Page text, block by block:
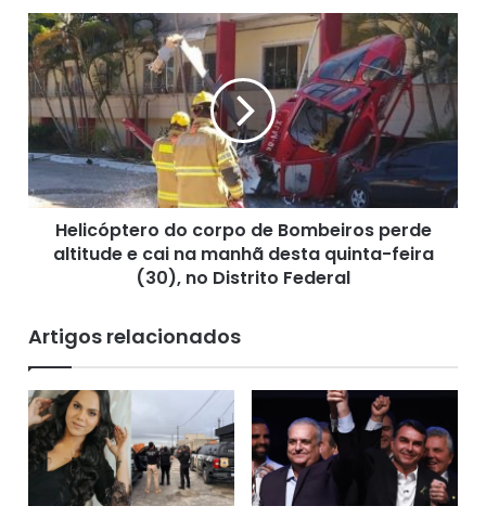
m
i
o
l
ó
i
o
,
C
c
h
o
H
e
l
i
c
p
o
r
p
o
d
e
Helicóptero do corpo de Bombeiros perde
altitude e cai na manhã desta quinta-feira
(30), no Distrito Federal
Artigos relacionados